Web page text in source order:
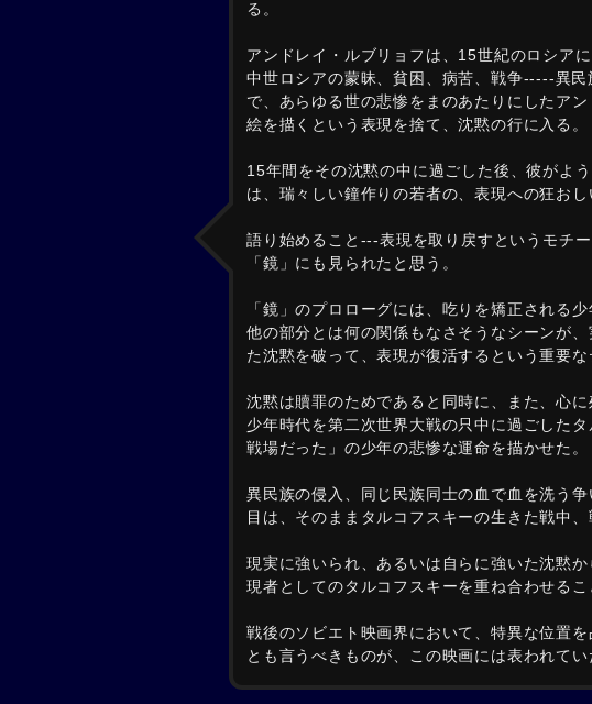
る。
アンドレイ・ルブリョフは、15世紀のロシア
中世ロシアの蒙昧、貧困、病苦、戦争-----異
で、あらゆる世の悲惨をまのあたりにしたア
絵を描くという表現を捨て、沈黙の行に入る。
15年間をその沈黙の中に過ごした後、彼がよ
は、瑞々しい鐘作りの若者の、表現への狂おし
語り始めること---表現を取り戻すというモチ
「鏡」にも見られたと思う。
「鏡」のプロローグには、吃りを矯正される
他の部分とは何の関係もなさそうなシーンが
た沈黙を破って、表現が復活するという重要な
沈黙は贖罪のためであると同時に、また、心に
少年時代を第二次世界大戦の只中に過ごした
戦場だった」の少年の悲惨な運命を描かせた。
異民族の侵入、同じ民族同士の血で血を洗う
目は、そのままタルコフスキーの生きた戦中
現実に強いられ、あるいは自らに強いた沈黙
現者としてのタルコフスキーを重ね合わせる
戦後のソビエト映画界において、特異な位置
とも言うべきものが、この映画には表われてい